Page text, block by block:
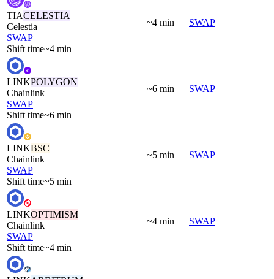
TIACELESTIA
Celestia
SWAP
Shift time~4 min
~4 min SWAP
LINKPOLYGON
Chainlink
SWAP
Shift time~6 min
~6 min SWAP
LINKBSC
Chainlink
SWAP
Shift time~5 min
~5 min SWAP
LINKOPTIMISM
Chainlink
SWAP
Shift time~4 min
~4 min SWAP